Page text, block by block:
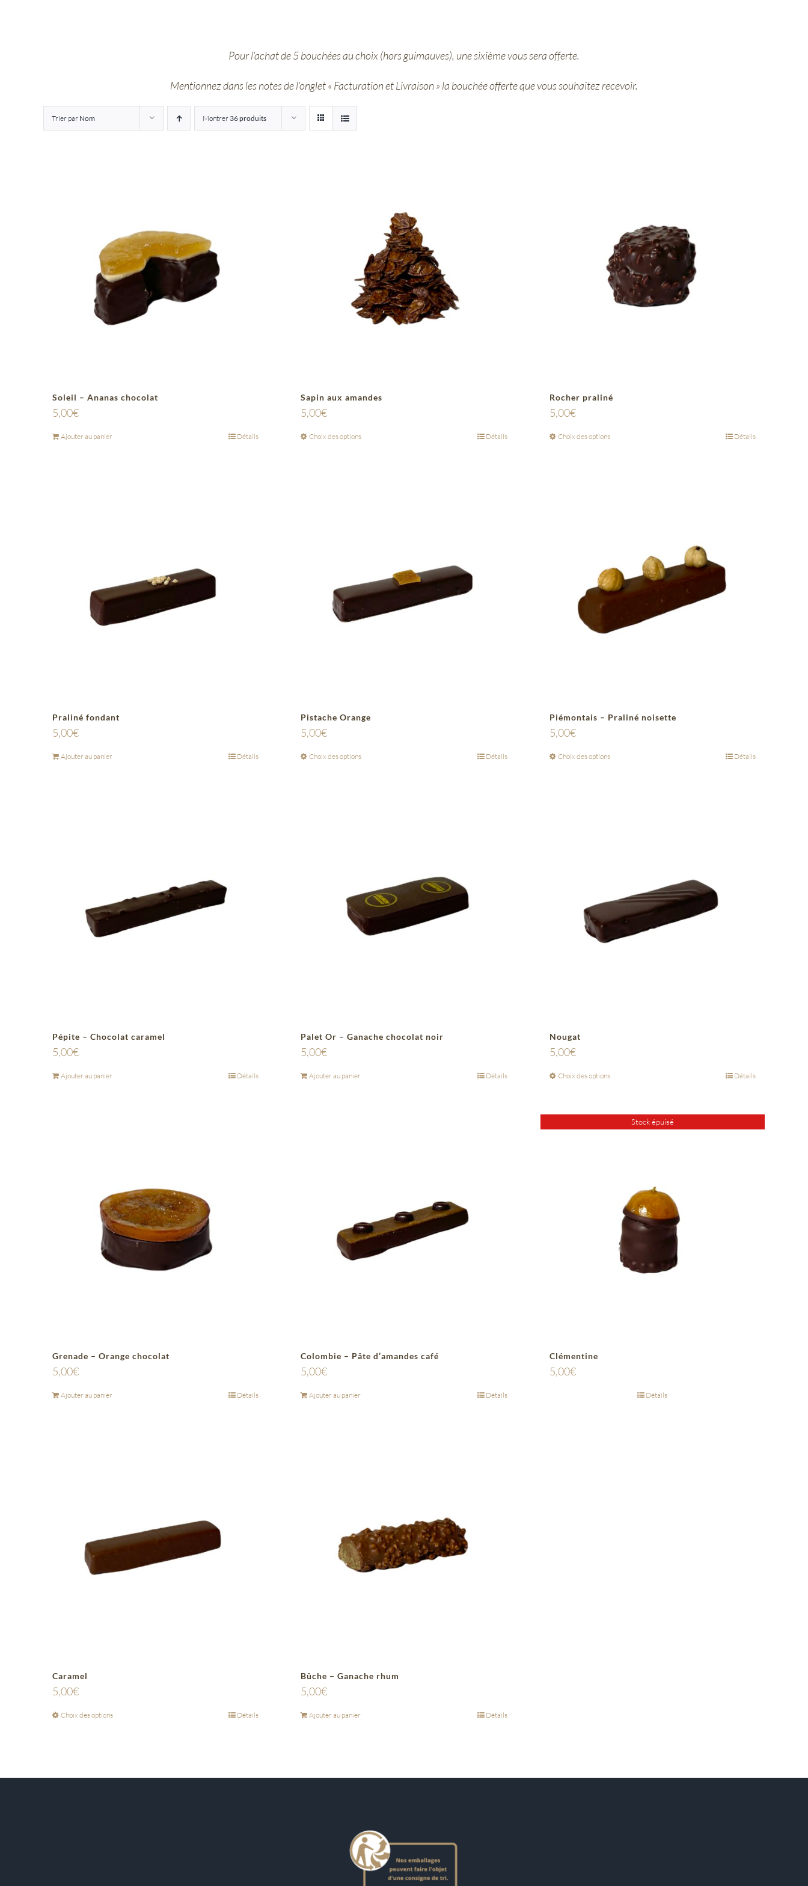
Pour l’achat de 5 bouchées au choix (hors guimauves), une sixième vous sera offerte.
Mentionnez dans les notes de l’onglet « Facturation et Livraison » la bouchée offerte que vous souhaitez recevoir.
Trier par Nom Montrer 36 produits
Soleil – Ananas chocolat
5,00€
Ajouter au panier Détails
Sapin aux amandes
5,00€
Choix des options Détails
Rocher praliné
5,00€
Choix des options Détails
Praliné fondant
5,00€
Ajouter au panier Détails
Pistache Orange
5,00€
Choix des options Détails
Piémontais – Praliné noisette
5,00€
Choix des options Détails
Pépite – Chocolat caramel
5,00€
Ajouter au panier Détails
Palet Or – Ganache chocolat noir
5,00€
Ajouter au panier Détails
Nougat
5,00€
Choix des options Détails
Grenade – Orange chocolat
5,00€
Ajouter au panier Détails
Colombie – Pâte d’amandes café
5,00€
Ajouter au panier Détails
Stock épuisé
Clémentine
5,00€
Détails
Caramel
5,00€
Choix des options Détails
Bûche – Ganache rhum
5,00€
Ajouter au panier Détails